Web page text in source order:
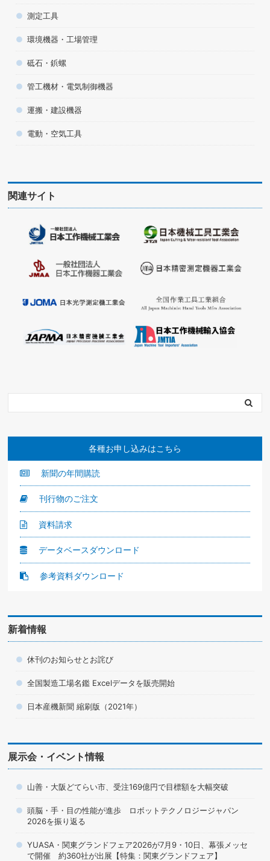
測定工具
環境機器・工場管理
砥石・鋲螺
管工機材・電気制御機器
運搬・建設機器
電動・空気工具
関連サイト
各種お申し込みはこちら
新聞の年間購読
刊行物のご注文
資料請求
データベースダウンロード
参考資料ダウンロード
新着情報
休刊のお知らせとお詫び
全国製造工場名鑑 Excelデータを販売開始
日本産機新聞 縮刷版（2021年）
展示会・イベント情報
山善・大阪どてらい市、受注169億円で目標額を大幅突破
頭脳・手・目の性能が進歩 ロボットテクノロジージャパン
2026を振り返る
YUASA・関東グランドフェア2026が7月9・10日、幕張メッセ
で開催 約360社が出展【特集：関東グランドフェア】